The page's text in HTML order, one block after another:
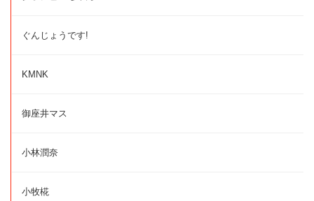
ぐんじょうです!
KMNK
御座井マス
小林潤奈
小牧椛